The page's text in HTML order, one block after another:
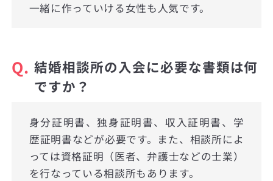
一緒に作っていける女性も人気です。
Q. 結婚相談所の入会に必要な書類は何
ですか？
身分証明書、独身証明書、収入証明書、学
歴証明書などが必要です。また、相談所によ
っては資格証明（医者、弁護士などの士業）
を行なっている相談所もあります。